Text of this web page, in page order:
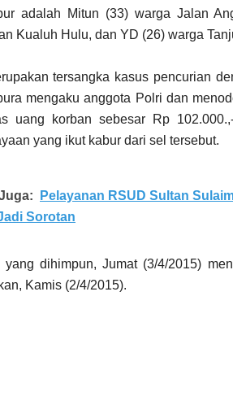
adalah Mitun (33) warga Jalan
Kualuh Hulu, dan YD (26) warga
tersangka kasus pencurian
mengaku anggota Polri dan
uang korban sebesar Rp
yang ikut kabur dari sel tersebut.
Pelayanan RSUD Sultan
Sorotan
yang dihimpun, Jumat (3/4/2015)
Kamis (2/4/2015).